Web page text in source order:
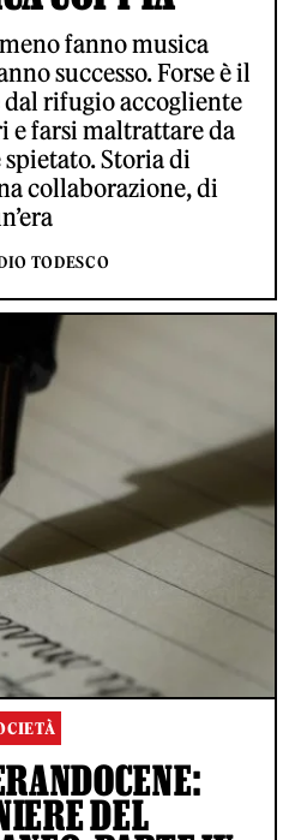
fanno musica
successo. Forse è il
rifugio accogliente
e farsi maltrattare da
Storia di
collaborazione, di
TODESCO
DEL